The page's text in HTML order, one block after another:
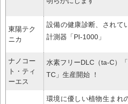
東陽テク
ニカ
設備の健康診断、されて
計測器「PI-1000」
ナノコー
ト・ティ
ーエス
水素フリーDLC（ta-C）
TC」生産開始 ！
環境に優しい植物生まれ